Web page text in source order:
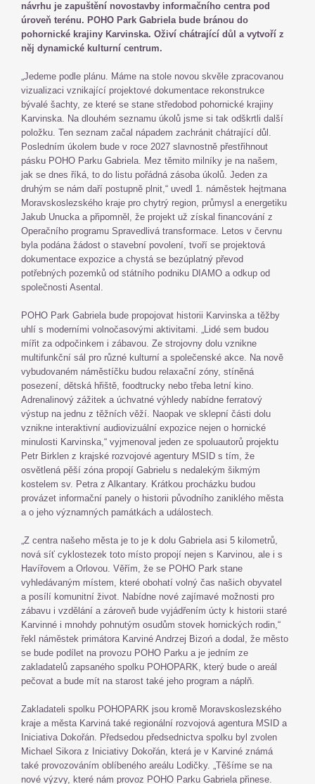
návrhu je zapuštění novostavby informačního centra pod
úroveň terénu. POHO Park Gabriela bude bránou do
pohornické krajiny Karvinska. Oživí chátrající důl a vytvoří z
něj dynamické kulturní centrum.
„Jedeme podle plánu. Máme na stole novou skvěle zpracovanou
vizualizaci vznikající projektové dokumentace rekonstrukce
bývalé šachty, ze které se stane středobod pohornické krajiny
Karvinska. Na dlouhém seznamu úkolů jsme si tak odškrtli další
položku. Ten seznam začal nápadem zachránit chátrající důl.
Posledním úkolem bude v roce 2027 slavnostně přestřihnout
pásku POHO Parku Gabriela. Mez těmito milníky je na našem,
jak se dnes říká, to do listu pořádná zásoba úkolů. Jeden za
druhým se nám daří postupně plnit,“ uvedl 1. náměstek hejtmana
Moravskoslezského kraje pro chytrý region, průmysl a energetiku
Jakub Unucka a připomněl, že projekt už získal financování z
Operačního programu Spravedlivá transformace. Letos v červnu
byla podána žádost o stavební povolení, tvoří se projektová
dokumentace expozice a chystá se bezúplatný převod
potřebných pozemků od státního podniku DIAMO a odkup od
společnosti Asental.
POHO Park Gabriela bude propojovat historii Karvinska a těžby
uhlí s moderními volnočasovými aktivitami. „Lidé sem budou
mířit za odpočinkem i zábavou. Ze strojovny dolu vznikne
multifunkční sál pro různé kulturní a společenské akce. Na nově
vybudovaném náměstíčku budou relaxační zóny, stíněná
posezení, dětská hřiště, foodtrucky nebo třeba letní kino.
Adrenalinový zážitek a úchvatné výhledy nabídne ferratový
výstup na jednu z těžních věží. Naopak ve sklepní části dolu
vznikne interaktivní audiovizuální expozice nejen o hornické
minulosti Karvinska,“ vyjmenoval jeden ze spoluautorů projektu
Petr Birklen z krajské rozvojové agentury MSID s tím, že
osvětlená pěší zóna propojí Gabrielu s nedalekým šikmým
kostelem sv. Petra z Alkantary. Krátkou procházku budou
provázet informační panely o historii původního zaniklého města
a o jeho významných památkách a událostech.
„Z centra našeho města je to je k dolu Gabriela asi 5 kilometrů,
nová síť cyklostezek toto místo propojí nejen s Karvinou, ale i s
Havířovem a Orlovou. Věřím, že se POHO Park stane
vyhledávaným místem, které obohatí volný čas našich obyvatel
a posílí komunitní život. Nabídne nové zajímavé možnosti pro
zábavu i vzdělání a zároveň bude vyjádřením úcty k historii staré
Karvinné i mnohdy pohnutým osudům stovek hornických rodin,“
řekl náměstek primátora Karviné Andrzej Bizoń a dodal, že město
se bude podílet na provozu POHO Parku a je jedním ze
zakladatelů zapsaného spolku POHOPARK, který bude o areál
pečovat a bude mít na starost také jeho program a náplň.
Zakladateli spolku POHOPARK jsou kromě Moravskoslezského
kraje a města Karviná také regionální rozvojová agentura MSID a
Iniciativa Dokořán. Předsedou předsednictva spolku byl zvolen
Michael Sikora z Iniciativy Dokořán, která je v Karviné známá
také provozováním oblíbeného areálu Lodičky. „Těšíme se na
nové výzvy, které nám provoz POHO Parku Gabriela přinese.